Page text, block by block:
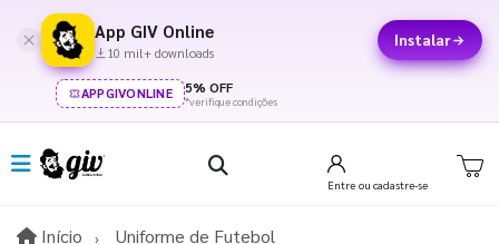
App GIV Online
10 mil+ downloads
Instalar
APPGIVONLINE 5% OFF
*verifique condições
Entre ou cadastre-se
Início InícioUniforme de Futebol